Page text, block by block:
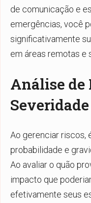
de comunicação e
emergências, você
significativamente
em áreas remotas e
Análise de
Severidade
Ao gerenciar riscos,
probabilidade e
Ao avaliar o quão
impacto que
efetivamente seus